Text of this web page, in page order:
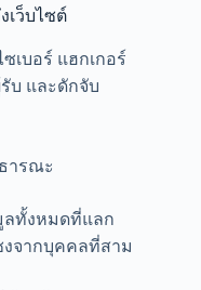
เว็บไซต์
เบอร์ แฮกเกอร์
บ และดักจับ
ารณะ
ลทั้งหมดที่แลก
จากบุคคลที่สาม